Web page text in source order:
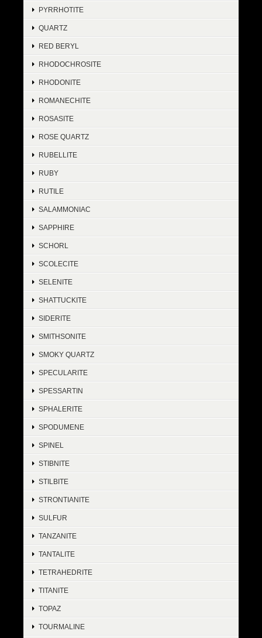
PYRRHOTITE
QUARTZ
RED BERYL
RHODOCHROSITE
RHODONITE
ROMANECHITE
ROSASITE
ROSE QUARTZ
RUBELLITE
RUBY
RUTILE
SALAMMONIAC
SAPPHIRE
SCHORL
SCOLECITE
SELENITE
SHATTUCKITE
SIDERITE
SMITHSONITE
SMOKY QUARTZ
SPECULARITE
SPESSARTIN
SPHALERITE
SPODUMENE
SPINEL
STIBNITE
STILBITE
STRONTIANITE
SULFUR
TANZANITE
TANTALITE
TETRAHEDRITE
TITANITE
TOPAZ
TOURMALINE